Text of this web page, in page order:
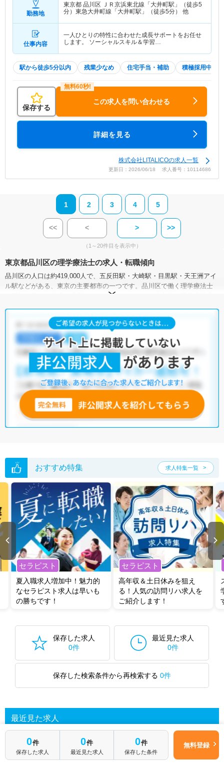
勤務地
東京都 品川区 ＪＲ京浜東北線「大井町駅」（徒歩5
分）東急大井町線「大井町駅」（徒歩5分） 他
仕事内容
一人ひとりの特性に合わせた成長サポートをお任せ
します。 ソーシャルスキル＆学習…
駅から徒歩5分以内 残業少なめ 住宅手当・補助 積極採用中
保存する
この求人を問い合わせる
詳細を見る
株式会社LITALICOの求人一覧
更新日：2026/06/18 求人番号：10114686
1 2 3 4 5
<< < > >>
（1～20件目を表示中）
東京都品川区の理学療法士の求人・転職傾向
品川区の人口は約419,000人で、五反田駅・大崎駅・目黒駅・天王洲アイ
ル駅などがある、東京の主要都市の一つです。品川区で働く理学療法士
の平均年収や有効求人倍率のデータはないものの、東京都で理学療法士
で、一つの参考としてみてください。（ただし、年収データは作業療法
士・言語聴覚士・視能訓練士を含む統計値です）マイナビコメディカル
には、【駅から徒歩5分以内】【住宅手当・補助】【積極採用中】など、
充実した作業療法士の求人がそろっています。品川区においては、リハ
ビリテーション病院やクリニック、デイケア、有料老人ホームなどの求
人が多くあるので、自分に合った職場が見つかりやすいでしょう。さら
に、マイナビコメディカルでは、限定求人や非公開求人のご紹介も可能
です。ぜひご活用ください。
※各種数字情報は2023年2月 マイナビ調べによる
品川区の理学療法士求人は92件あります。（2026年08月09日更新）
品川区の理学療法士求人では以下のような条件が人気です。
・土日祝休 ・ ・ 新卒OK ・正社員(正職員)・病院・
クリニック・介護福祉施設・訪問リハビリ(在宅医療)・小児リハビ
・保育園
他の条件でも人気の求人がございますので、「こだわり条件」から検索
いただくか、お気軽にお問い合わせください。
全国の理学療法士求人から検索いただくことも可能です。
無料転職支援サービスにお申し込みいただくと、ご希望条件をヒアリン
グした上で求人をご提案いたします。
ご希望条件がまだ定まっていない方は
人気の希望条件をピックアップし
た求人特集 をぜひご活用ください。
転職支援の他、情報収集や募集状況の確認も、お気軽にご相談くださ
おすすめ特集 求人特集一覧
セラピスト
夏入職求人増加中！魅力的
なセラピスト求人は早いも
の勝ちです！
セラピスト
高年収＆土日休みを狙え
る！人気の訪問リハ求人を
ご紹介します！
保存した求人
0件
最近見た求人
0件
保存した検索条件から再検索する 0件
最近見た求人
あなたが最近見た求人を表示します
0件
保存した求人
0件
最近見た求人
0件
保存した条件
無料登録